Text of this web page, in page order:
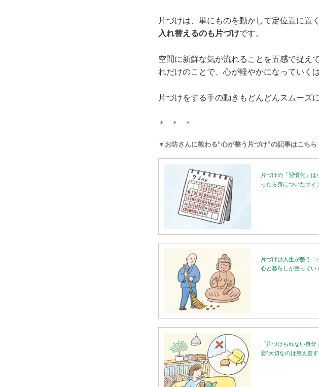
片づけは、単にものを動かして定位置に置
入れ替えるのも片づけです。
空間に新鮮な気が流れることを五感で捉え
れだけのことで、心が軽やかになっていく
片づけをする手の動きもどんどんスムーズ
＊ ＊ ＊
▼お坊さんに教わる“心が整う片づけ”の記事はこちら
片づけの「習慣化」
ったら身についたサイ
片づけは人生が整う「
心と暮らしが整ってい
「片づけられない自
姿”大切なのは整え直